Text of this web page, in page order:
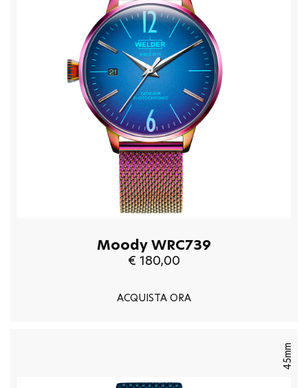
Moody WRC739
€ 180,00
ACQUISTA ORA
45mm